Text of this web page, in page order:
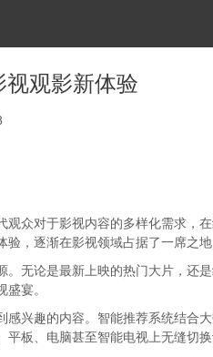
观影新体验
众对于影视内容的多样化需求，
，逐渐在影视领域占据了一席之地
无论是最新上映的热门大片，还
宴。
兴趣的内容。智能推荐系统结合
板、电脑甚至智能电视上无缝切